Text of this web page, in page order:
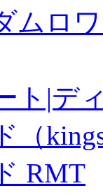
ムロ
ト|デ
（
RMT